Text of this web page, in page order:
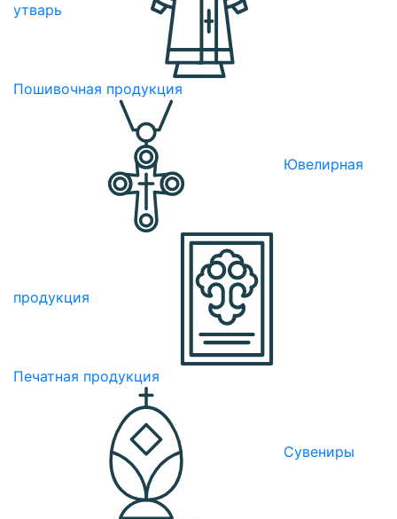
утварь
Пошивочная продукция
Ювелирная
продукция
Печатная продукция
Сувениры